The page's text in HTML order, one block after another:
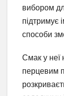
вибором
підтримує
способи
Смак у неї
перцевим